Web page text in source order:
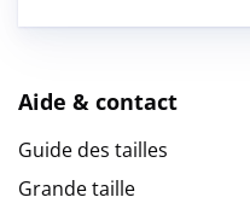
Aide & contact
Guide des tailles
Grande taille